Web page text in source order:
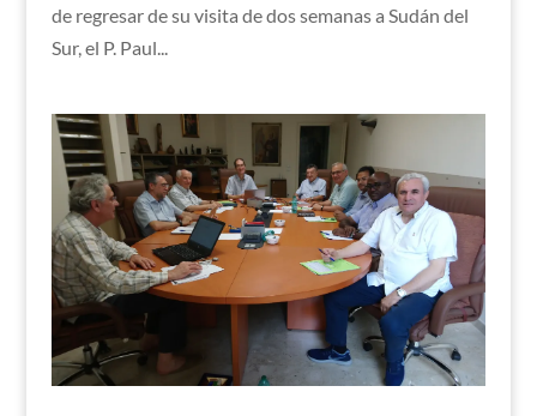
de regresar de su visita de dos semanas a Sudán del
Sur, el P. Paul...